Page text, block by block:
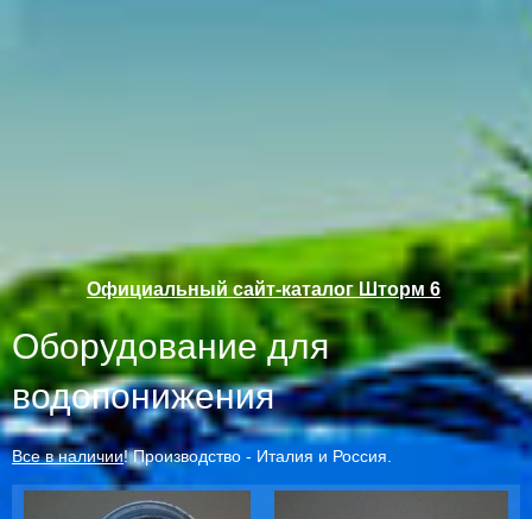
Официальный сайт-каталог Шторм 6
Оборудование для
водопонижения
Все в наличии! Производство - Италия и Россия.